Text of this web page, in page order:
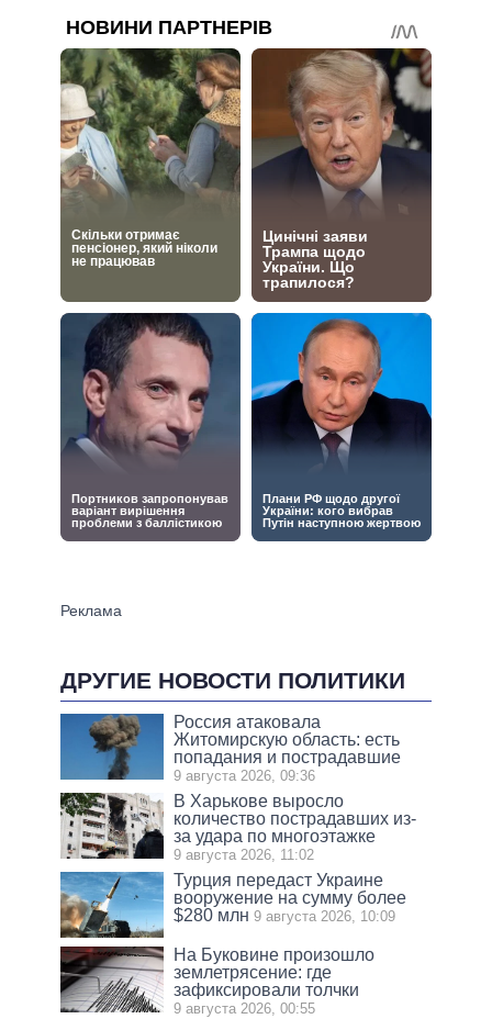
ДРУГИЕ НОВОСТИ ПОЛИТИКИ
Россия атаковала
Житомирскую область: есть
попадания и пострадавшие
9 августа 2026, 09:36
В Харькове выросло
количество пострадавших из-
за удара по многоэтажке
9 августа 2026, 11:02
Турция передаст Украине
вооружение на сумму более
$280 млн 9 августа 2026, 10:09
На Буковине произошло
землетрясение: где
зафиксировали толчки
9 августа 2026, 00:55